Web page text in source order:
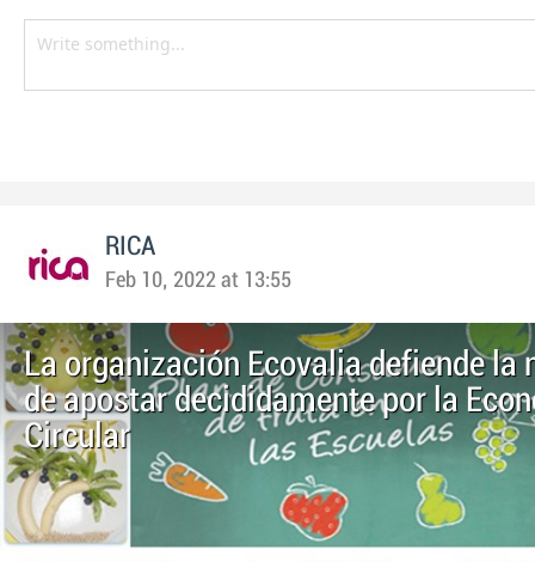
RICA
Feb 10, 2022 at 13:55
La organización Ecovalia defiende la
de apostar decididamente por la
Circular